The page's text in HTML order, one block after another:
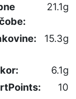
21.1g
15.3g
6.1g
10